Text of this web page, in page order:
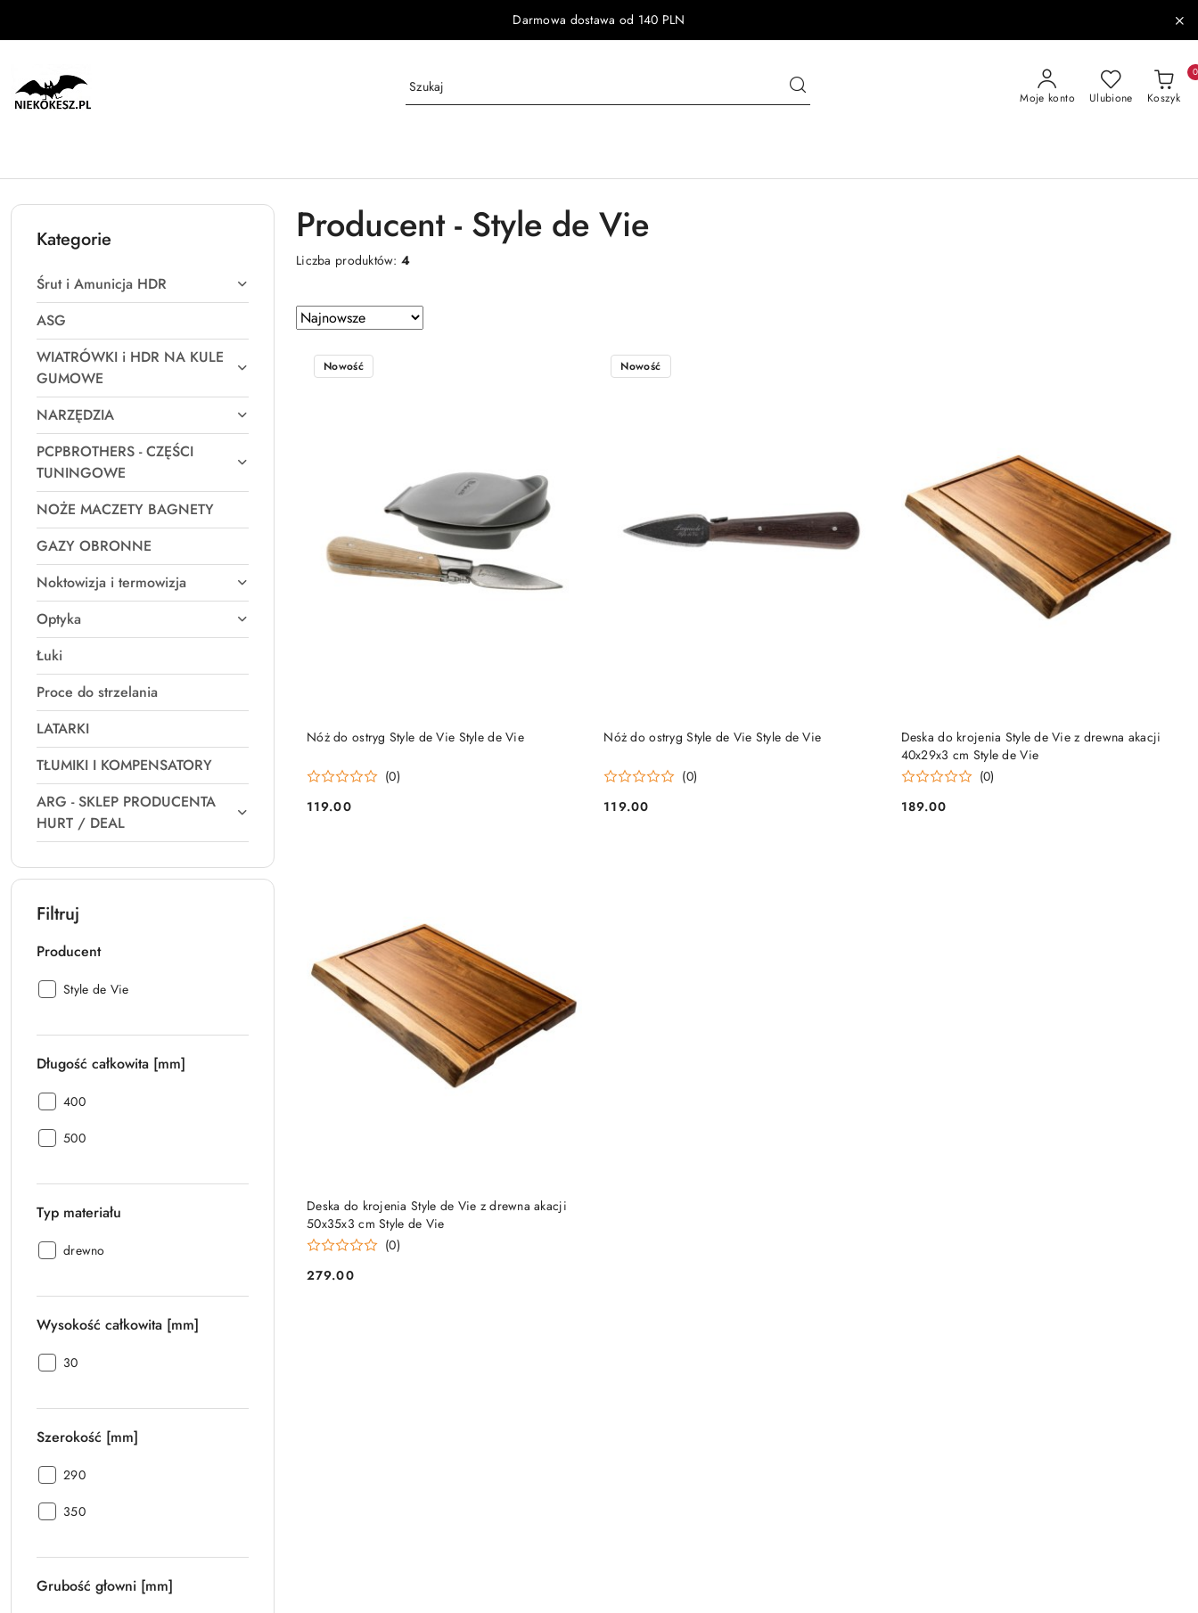
Darmowa dostawa od 140 PLN
Moje konto Ulubione Koszyk
0
Kategorie
Śrut i Amunicja HDR
ASG
WIATRÓWKI i HDR NA KULE
GUMOWE
NARZĘDZIA
PCPBROTHERS - CZĘŚCI
TUNINGOWE
NOŻE MACZETY BAGNETY
GAZY OBRONNE
Noktowizja i termowizja
Optyka
Łuki
Proce do strzelania
LATARKI
TŁUMIKI I KOMPENSATORY
ARG - SKLEP PRODUCENTA
HURT / DEAL
Filtruj
Producent
Producent:
Style de Vie
Długość całkowita [mm]
Długość
[mm]:
400
Długość
500
Typ materiału
Typ
drewno
Wysokość całkowita [mm]
Wysokość
30
Szerokość [mm]
Szerokość
290
Szerokość
350
Grubość głowni [mm]
Producent - Style de Vie
Liczba produktów:4
Zastosowano
sortowanie:
Najnowsze.
Sortuj
według
Nóż do ostryg Style de Vie Style de Vie
(0)
Cena:
119.00
Nowość
DO KOSZYKA Nóż do ostryg Style de Vie Style de Vie
(0)
Cena:
119.00
Nowość
DO KOSZYKA
Deska do krojenia Style de Vie z drewna akacji
40x29x3 cm Style de Vie
(0)
Cena:
189.00
DO KOSZYKA
Deska do krojenia Style de Vie z drewna akacji
50x35x3 cm Style de Vie
(0)
Cena:
279.00
DO KOSZYKA